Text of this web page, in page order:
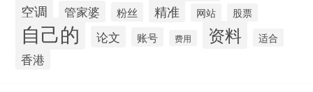
空调 管家婆 粉丝 精准 网站 股票
自己的 论文 账号 费用 资料 适合
香港